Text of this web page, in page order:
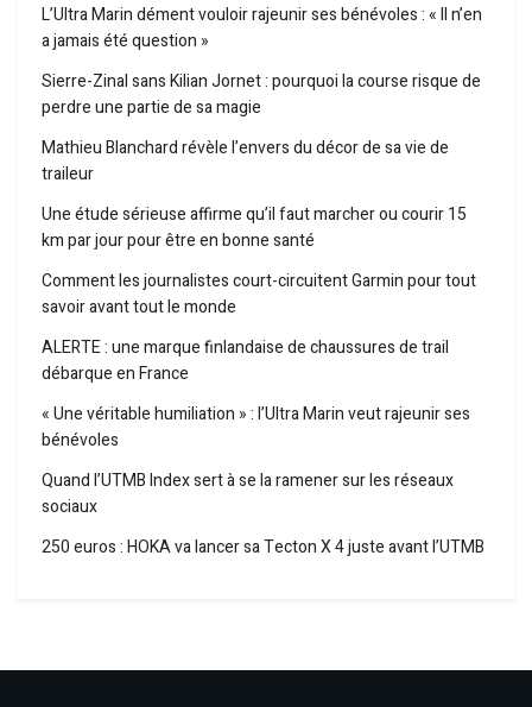
L’Ultra Marin dément vouloir rajeunir ses bénévoles : « Il n’en
a jamais été question »
Sierre-Zinal sans Kilian Jornet : pourquoi la course risque de
perdre une partie de sa magie
Mathieu Blanchard révèle l’envers du décor de sa vie de
traileur
Une étude sérieuse affirme qu’il faut marcher ou courir 15
km par jour pour être en bonne santé
Comment les journalistes court-circuitent Garmin pour tout
savoir avant tout le monde
ALERTE : une marque finlandaise de chaussures de trail
débarque en France
« Une véritable humiliation » : l’Ultra Marin veut rajeunir ses
bénévoles
Quand l’UTMB Index sert à se la ramener sur les réseaux
sociaux
250 euros : HOKA va lancer sa Tecton X 4 juste avant l’UTMB